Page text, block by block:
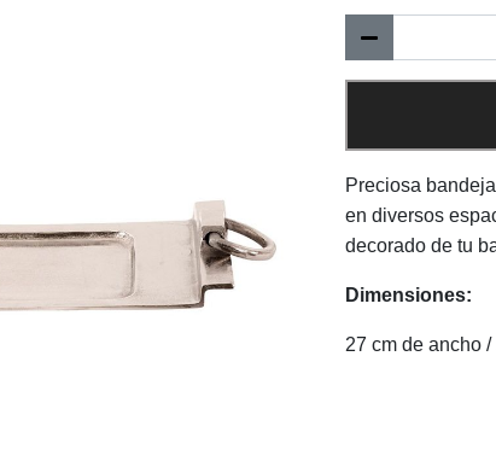
Preciosa
en diversos
decorado de tu
Dimensiones:
27 cm de ancho